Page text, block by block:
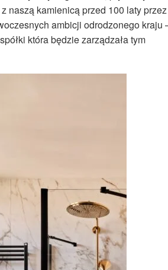
naszą kamienicą przed 100 laty przez
ambicji odrodzonego kraju
która będzie zarządzała tym